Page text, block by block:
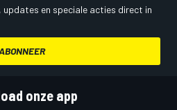
en speciale acties direct in
onze app